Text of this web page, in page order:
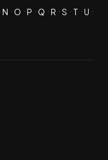
N O P Q R S T
U